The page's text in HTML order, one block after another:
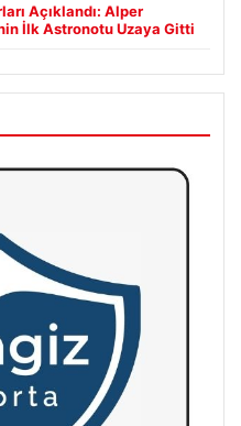
Açıklandı: Alper
İlk Astronotu Uzaya Gitti